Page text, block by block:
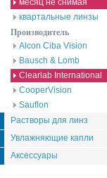
месяц не снимая
квартальные линзы
Производитель
Alcon Ciba Vision
Bausch & Lomb
Clearlab International
CooperVision
Sauflon
Растворы для линз
Увлажняющие капли
Аксессуары